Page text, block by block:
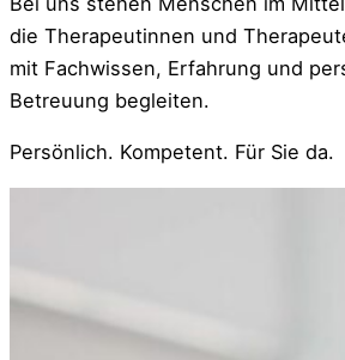
die Therapeutinnen und
mit Fachwissen, Erfahrung und
Betreuung begleiten.
Persönlich. Kompetent. Für Sie da.